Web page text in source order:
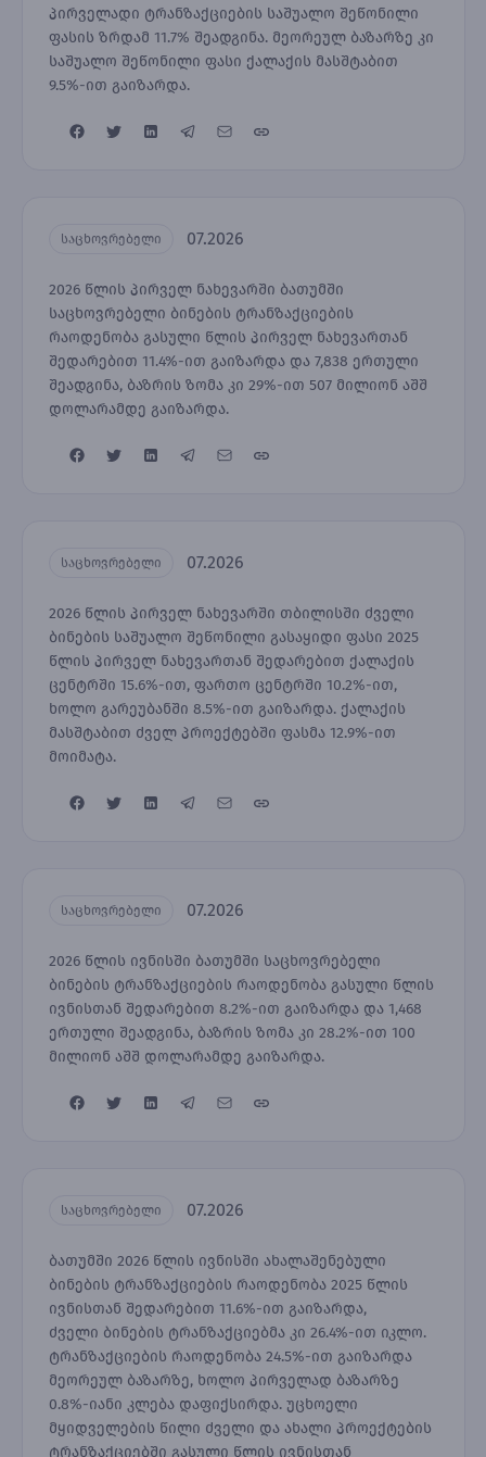
პირველადი ტრანზაქციების საშუალო შეწონილი
ფასის ზრდამ 11.7% შეადგინა. მეორეულ ბაზარზე კი
საშუალო შეწონილი ფასი ქალაქის მასშტაბით
9.5%-ით გაიზარდა.
საცხოვრებელი 07.2026
2026 წლის პირველ ნახევარში ბათუმში
საცხოვრებელი ბინების ტრანზაქციების
რაოდენობა გასული წლის პირველ ნახევართან
შედარებით 11.4%-ით გაიზარდა და 7,838 ერთული
შეადგინა, ბაზრის ზომა კი 29%-ით 507 მილიონ აშშ
დოლარამდე გაიზარდა.
საცხოვრებელი 07.2026
2026 წლის პირველ ნახევარში თბილისში ძველი
ბინების საშუალო შეწონილი გასაყიდი ფასი 2025
წლის პირველ ნახევართან შედარებით ქალაქის
ცენტრში 15.6%-ით, ფართო ცენტრში 10.2%-ით,
ხოლო გარეუბანში 8.5%-ით გაიზარდა. ქალაქის
მასშტაბით ძველ პროექტებში ფასმა 12.9%-ით
მოიმატა.
საცხოვრებელი 07.2026
2026 წლის ივნისში ბათუმში საცხოვრებელი
ბინების ტრანზაქციების რაოდენობა გასული წლის
ივნისთან შედარებით 8.2%-ით გაიზარდა და 1,468
ერთული შეადგინა, ბაზრის ზომა კი 28.2%-ით 100
მილიონ აშშ დოლარამდე გაიზარდა.
საცხოვრებელი 07.2026
ბათუმში 2026 წლის ივნისში ახალაშენებული
ბინების ტრანზაქციების რაოდენობა 2025 წლის
ივნისთან შედარებით 11.6%-ით გაიზარდა,
ძველი ბინების ტრანზაქციებმა კი 26.4%-ით იკლო.
ტრანზაქციების რაოდენობა 24.5%-ით გაიზარდა
მეორეულ ბაზარზე, ხოლო პირველად ბაზარზე
0.8%-იანი კლება დაფიქსირდა. უცხოელი
მყიდველების წილი ძველი და ახალი პროექტების
ტრანზაქციებში გასული წლის ივნისთან